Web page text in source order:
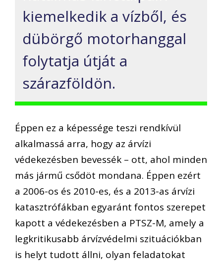
kiemelkedik a vízből, és
dübörgő motorhanggal
folytatja útját a
szárazföldön.
Éppen ez a képessége teszi rendkívül
alkalmassá arra, hogy az árvízi
védekezésben bevessék – ott, ahol minden
más jármű csődöt mondana. Éppen ezért
a 2006-os és 2010-es, és a 2013-as árvízi
katasztrófákban egyaránt fontos szerepet
kapott a védekezésben a PTSZ-M, amely a
legkritikusabb árvízvédelmi szituációkban
is helyt tudott állni, olyan feladatokat